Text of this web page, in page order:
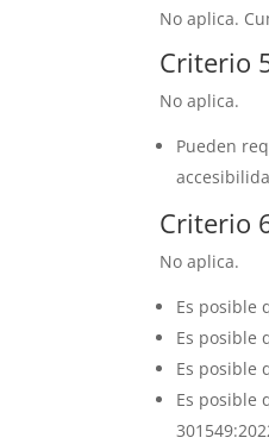
No aplica.
Criterio
No aplica.
Pueden
Criterio
No aplica.
Es posible
Es posible
Es posible
Es posible